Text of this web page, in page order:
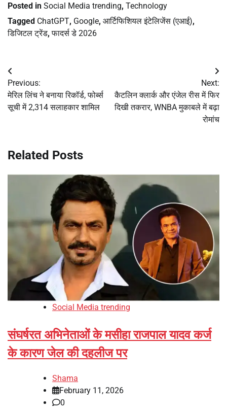
Posted in Social Media trending, Technology
Tagged ChatGPT, Google, आर्टिफिशियल इंटेलिजेंस (एआई),
डिजिटल ट्रेंड,फादर्स डे 2026
Post
navigation
Previous:
मेरिल लिंच ने बनाया रिकॉर्ड, फोर्ब्स
सूची में 2,314 सलाहकार शामिल
Next:
कैटलिन क्लार्क और एंजेल रीस में फिर
दिखी तकरार, WNBA मुकाबले में बढ़ा
रोमांच
Related Posts
Social Media trending
संघर्षरत अभिनेताओं के मसीहा राजपाल यादव कर्ज
के कारण जेल की दहलीज पर
Shama
February 11, 2026
0